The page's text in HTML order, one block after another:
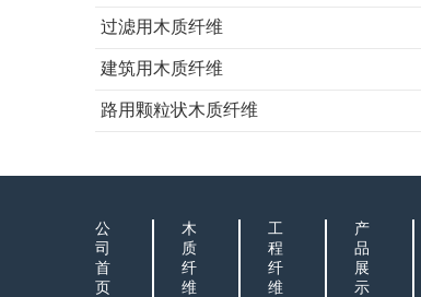
过滤用木质纤维
建筑用木质纤维
路用颗粒状木质纤维
公
司
首
页
木
质
纤
维
工
程
纤
维
产
品
展
示